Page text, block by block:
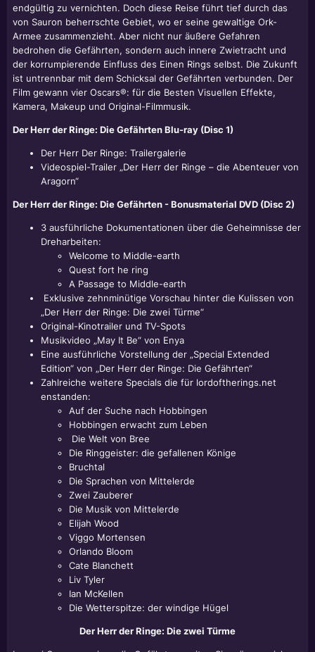
endgültig zu vernichten. Doch diese Reise führt tief durch das
von Sauron beherrschte Gebiet, wo er seine gewaltige Ork-
Armee zusammenzieht. Aber nicht nur äußere Gefahren
bedrohen die Gefährten, sondern auch innere Zwietracht und
der korrumpierende Einfluss des Einen Rings selbst. Die Zukunft
ist untrennbar mit dem Schicksal der Gefährten verbunden. Der
Film gewann vier Oscars®: für die Besten Visuellen Effekte,
Kamera, Makeup und Original-Filmmusik.
Der Herr der Ringe: Die Gefährten Blu-ray (Disc 1)
Der Herr Der Ringe: Trailergalerie
Videospiel-Trailer „Der Herr der Ringe – die Abenteuer von
Aragorn“
Der Herr der Ringe: Die Gefährten - Bonusmaterial DVD (Disc 2)
3 ausführliche Dokumentationen über die Geheimnisse der
Dreharbeiten:
Welcome to Middle-earth
Quest fort he ring
A Passage to Middle-earth
Exklusive zehnminütige Vorschau hinter die Kulissen von
„Der Herr der Ringe: Die zwei Türme“
Original-Kinotrailer und TV-Spots
Musikvideo „May It Be“ von Enya
Eine ausführliche Vorstellung der „Special Extended
Edition“ von „Der Herr der Ringe: Die Gefährten“
Zahlreiche weitere Specials die für lordoftherings.net
enstanden:
Auf der Suche nach Hobbingen
Hobbingen erwacht zum Leben
Die Welt von Bree
Die Ringgeister: die gefallenen Könige
Bruchtal
Die Sprachen von Mittelerde
Zwei Zauberer
Die Musik von Mittelerde
Elijah Wood
Viggo Mortensen
Orlando Bloom
Cate Blanchett
Liv Tyler
Ian McKellen
Die Wetterspitze: der windige Hügel
Der Herr der Ringe: Die zwei Türme